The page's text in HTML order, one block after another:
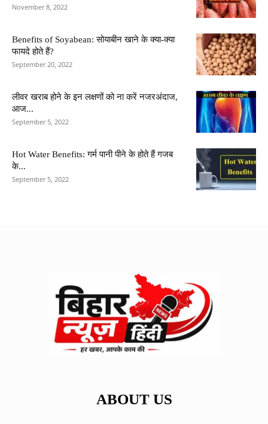
November 8, 2022
Benefits of Soyabean: सोयाबीन खाने के क्या-क्या
फायदे होते हैं?
September 20, 2022
लीवर खराब होने के इन लक्षणों को ना करें नजरअंदाज,
आज...
September 5, 2022
Hot Water Benefits: गर्म पानी पीने के होते हैं गजब
के...
September 5, 2022
ABOUT US